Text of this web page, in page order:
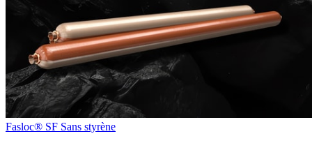
Fasloc® SF Sans styrène